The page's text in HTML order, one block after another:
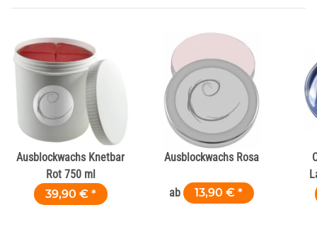
Ausblockwachs Knetbar
Rot 750 ml
39,90 € *
Ausblockwachs Rosa
ab 13,90 € *